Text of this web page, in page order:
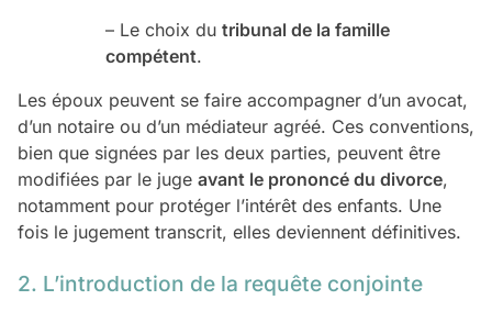
– Le choix du tribunal de la famille
compétent.
Les époux peuvent se faire accompagner d’un avocat,
d’un notaire ou d’un médiateur agréé. Ces conventions,
bien que signées par les deux parties, peuvent être
modifiées par le juge avant le prononcé du divorce,
notamment pour protéger l’intérêt des enfants. Une
fois le jugement transcrit, elles deviennent définitives.
2. L’introduction de la requête conjointe